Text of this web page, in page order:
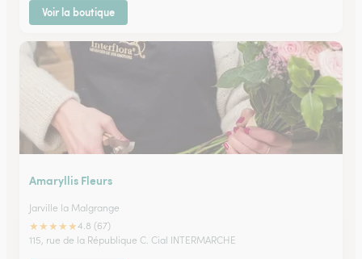
Voir la boutique
Amaryllis Fleurs
Jarville la Malgrange
★★★★★4.8 (67)
115, rue de la République C. Cial INTERMARCHE